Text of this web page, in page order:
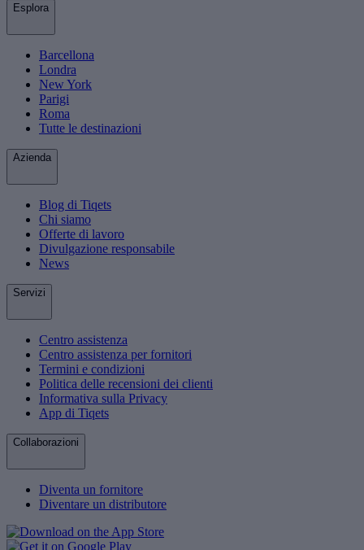
Esplora
Barcellona
Londra
New York
Parigi
Roma
Tutte le destinazioni
Azienda
Blog di Tiqets
Chi siamo
Offerte di lavoro
Divulgazione responsabile
News
Servizi
Centro assistenza
Centro assistenza per fornitori
Termini e condizioni
Politica delle recensioni dei clienti
Informativa sulla Privacy
App di Tiqets
Collaborazioni
Diventa un fornitore
Diventare un distributore